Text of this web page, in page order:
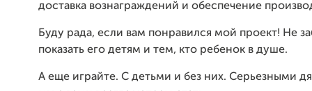
доставка вознаграждений и обеспечение
Буду рада, если вам понравился мой проект! Не
показать его детям и тем, кто ребенок в душе.
А еще играйте. С детьми и без них. Серьезными